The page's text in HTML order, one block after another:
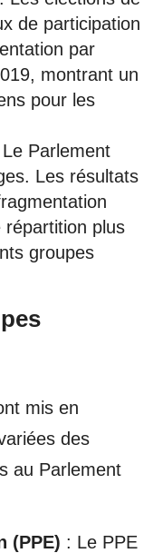
de participation
par
montrant un
pour les
Parlement
Les résultats
répartition plus
groupes
mis en
des
au Parlement
(PPE) : Le PPE